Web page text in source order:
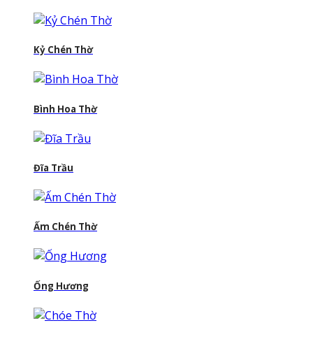
Kỷ Chén Thờ
Bình Hoa Thờ
Đĩa Trầu
Ấm Chén Thờ
Ống Hương